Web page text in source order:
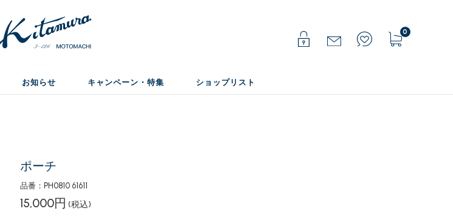
0
お知らせ キャンペーン・特集 ショップリスト
ポーチ
品番：PH0810 61611
15,000円 (税込)